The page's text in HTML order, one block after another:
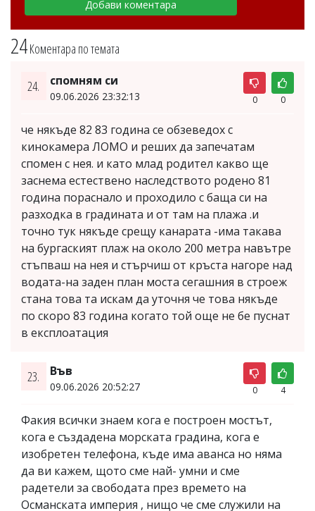
24Коментара по темата
24. спомням си
09.06.2026 23:32:13 0 0
че някъде 82 83 година се обзеведох с
кинокамера ЛОМО и реших да запечатам
спомен с нея. и като млад родител какво ще
заснема естествено наследството родено 81
година пораснало и проходило с баща си на
разходка в градината и от там на плажа .и
точно тук някъде срещу канарата -има такава
на бургаският плаж на около 200 метра навътре
стъпваш на нея и стърчиш от кръста нагоре над
водата-на заден план моста сегашния в строеж
стана това та искам да уточня че това някъде
по скоро 83 година когато той още не бе пуснат
в експлоатация
23. Във
09.06.2026 20:52:27 0 4
Факия всички знаем кога е построен мостът,
кога е създадена морската градина, кога е
изобретен телефона, къде има аванса но няма
да ви кажем, щото сме най- умни и сме
радетели за свободата през времето на
Османската империя , нищо че сме служили на